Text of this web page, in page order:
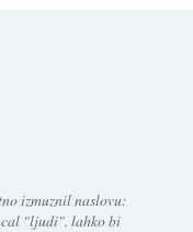
izmuznil naslovu:
"ljudi". lahko bi